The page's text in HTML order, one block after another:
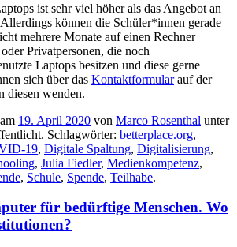
ist sehr viel höher als das Angebot an
Allerdings können die Schüler*innen gerade
mehrere Monate auf einen Rechner
Privatpersonen, die noch
Laptops besitzen und diese gerne
sich über das Kontaktformularauf der
diesen wenden.
19. April 2020 von Marco Rosenthal unter
Schlagwörter: betterplace.org,
19, Digitale Spaltung, Digitalisierung,
, Julia Fiedler, Medienkompetenz,
, Schule, Spende, Teilhabe.
für bedürftige Menschen. Wo